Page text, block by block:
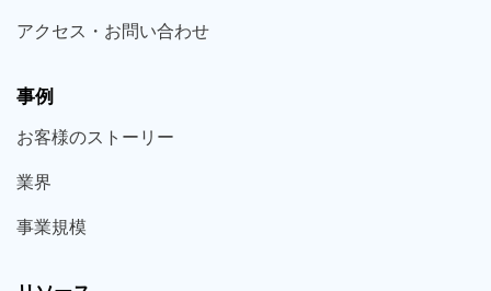
アクセス・お問い合わせ
事例
お客様のストーリー
業界
事業規模